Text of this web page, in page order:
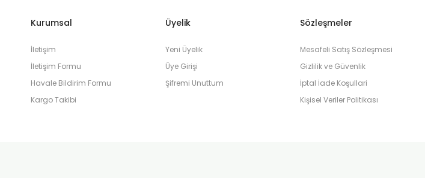
Kurumsal
İletişim
İletişim Formu
Havale Bildirim Formu
Kargo Takibi
Üyelik
Yeni Üyelik
Üye Girişi
Şifremi Unuttum
Sözleşmeler
Mesafeli Satış Sözleşmesi
Gizlilik ve Güvenlik
İptal İade Koşullari
Kişisel Veriler Politikası